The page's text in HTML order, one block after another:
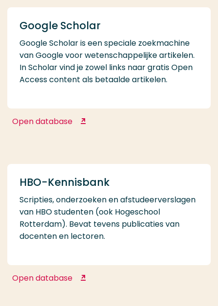
Google Scholar
Google Scholar is een speciale zoekmachine
van Google voor wetenschappelijke artikelen.
In Scholar vind je zowel links naar gratis Open
Access content als betaalde artikelen.
Open database Google Scholar
HBO-Kennisbank
Scripties, onderzoeken en afstudeerverslagen
van HBO studenten (ook Hogeschool
Rotterdam). Bevat tevens publicaties van
docenten en lectoren.
Open database HBO-Kennisbank